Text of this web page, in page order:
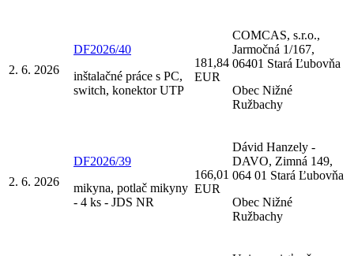
2. 6. 2026
DF2026/40
inštalačné práce s PC,
switch, konektor UTP
181,84
EUR
COMCAS, s.r.o.,
Jarmočná 1/167,
06401 Stará Ľubovňa
Obec Nižné
Ružbachy
2. 6. 2026
DF2026/39
mikyna, potlač mikyny
- 4 ks - JDS NR
166,01
EUR
Dávid Hanzely -
DAVO, Zimná 149,
064 01 Stará Ľubovňa
Obec Nižné
Ružbachy